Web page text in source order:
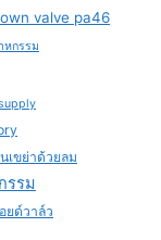
valve pa46
หกรรม
เขย่าด้วยลม
รรม
ยด์วาล์ว